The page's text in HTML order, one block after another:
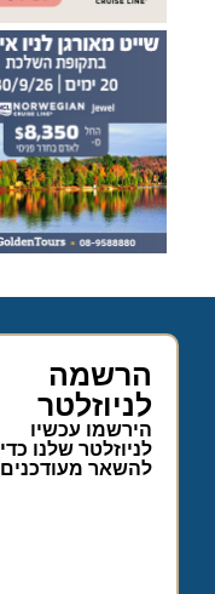
הרשמה
לניוזלטר
הירשמו עכשיו
לניוזלטר שלנו כדי
להשאר מעודכנים